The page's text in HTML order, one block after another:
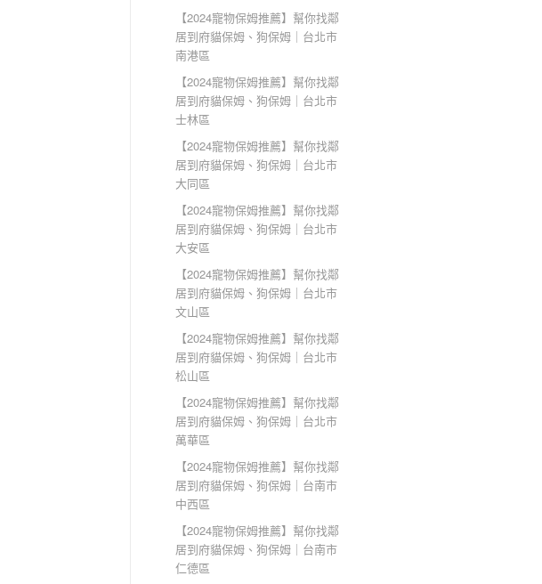
【2024寵物保姆推薦】幫你找鄰
居到府貓保姆、狗保姆｜台北市
南港區
【2024寵物保姆推薦】幫你找鄰
居到府貓保姆、狗保姆｜台北市
士林區
【2024寵物保姆推薦】幫你找鄰
居到府貓保姆、狗保姆｜台北市
大同區
【2024寵物保姆推薦】幫你找鄰
居到府貓保姆、狗保姆｜台北市
大安區
【2024寵物保姆推薦】幫你找鄰
居到府貓保姆、狗保姆｜台北市
文山區
【2024寵物保姆推薦】幫你找鄰
居到府貓保姆、狗保姆｜台北市
松山區
【2024寵物保姆推薦】幫你找鄰
居到府貓保姆、狗保姆｜台北市
萬華區
【2024寵物保姆推薦】幫你找鄰
居到府貓保姆、狗保姆｜台南市
中西區
【2024寵物保姆推薦】幫你找鄰
居到府貓保姆、狗保姆｜台南市
仁德區